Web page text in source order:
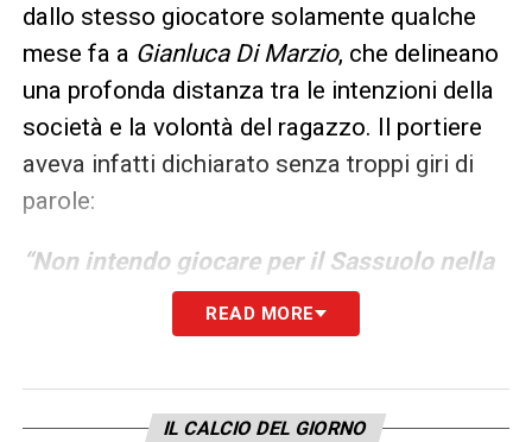
dallo stesso giocatore solamente qualche
mese fa a Gianluca Di Marzio, che delineano
una profonda distanza tra le intenzioni della
società e la volontà del ragazzo. Il portiere
aveva infatti dichiarato senza troppi giri di
parole:
“Non intendo giocare per il Sassuolo nella
prossima stagione. Con la fine del prestito,
finisce anche il mio tempo qui. Ho
qua dopo questa stagione per motivi
READ MORE
IL CALCIO DEL GIORNO